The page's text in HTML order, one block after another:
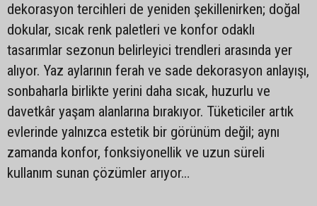
dekorasyon tercihleri de yeniden şekillenirken; doğal
dokular, sıcak renk paletleri ve konfor odaklı
tasarımlar sezonun belirleyici trendleri arasında yer
alıyor. Yaz aylarının ferah ve sade dekorasyon anlayışı,
sonbaharla birlikte yerini daha sıcak, huzurlu ve
davetkâr yaşam alanlarına bırakıyor. Tüketiciler artık
evlerinde yalnızca estetik bir görünüm değil; aynı
zamanda konfor, fonksiyonellik ve uzun süreli
kullanım sunan çözümler arıyor…